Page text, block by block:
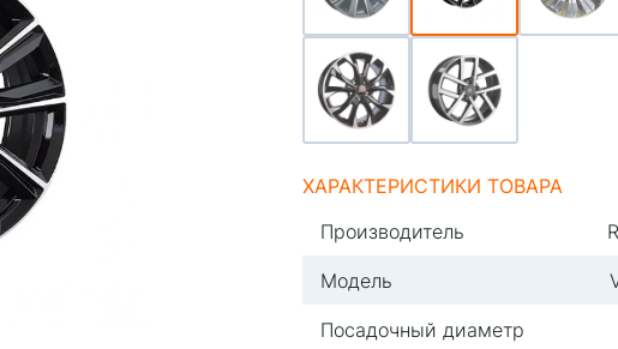
ХАРАКТЕРИСТИКИ ТОВАРА
Производитель
Модель
Посадочный диаметр